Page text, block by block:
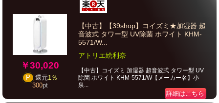
￥30,020
P 還元1％
300pt
【中古】【39shop】コイズミ★加湿器 超
音波式 タワー型 UV除菌 ホワイト KHM-
5571/W...
アトリエ絵利奈
【中古】コイズミ 加湿器 超音波式 タワー型 UV
除菌 ホワイト KHM-5571/W【メーカー名】小
泉...
詳細はこちら